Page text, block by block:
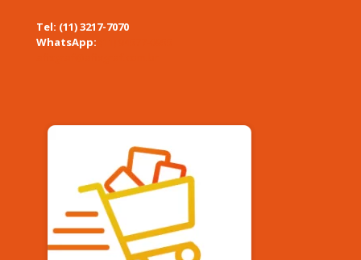
Tel: (11) 3217-7070
WhatsApp: